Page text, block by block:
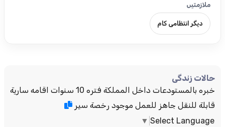
ملازمتیں
دیگر انتظامی کام
حالات زندگی
خبره بالمستودعات داخل المملكة فتره 10 سنوات اقامه سارية
قابلة للنقل جاهز للعمل موجود رخصة سير
Select Language
▼